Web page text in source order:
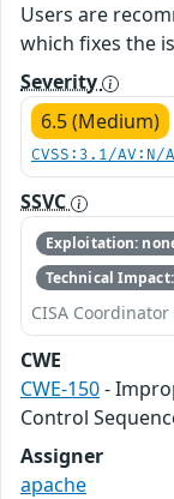
Users are
which fixes the
Severity
6.5 (Medium)
CVSS:3.1/
SSVC
Exploitation:
Technical
CISA Coordinator
CWE
CWE-150-
Control
Assigner
apache